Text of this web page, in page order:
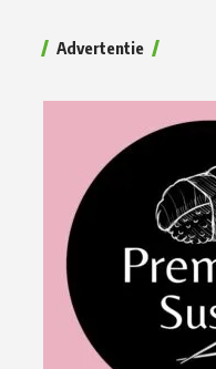
Advertentie